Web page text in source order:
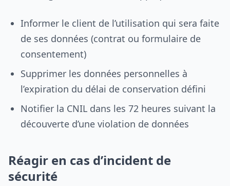
Informer le client de l’utilisation qui sera faite
de ses données (contrat ou formulaire de
consentement)
Supprimer les données personnelles à
l’expiration du délai de conservation défini
Notifier la CNIL dans les 72 heures suivant la
découverte d’une violation de données
Réagir en cas d’incident de
sécurité